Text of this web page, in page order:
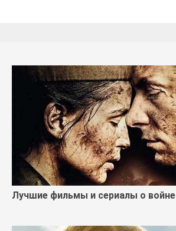
Лучшие фильмы и сериалы о войне